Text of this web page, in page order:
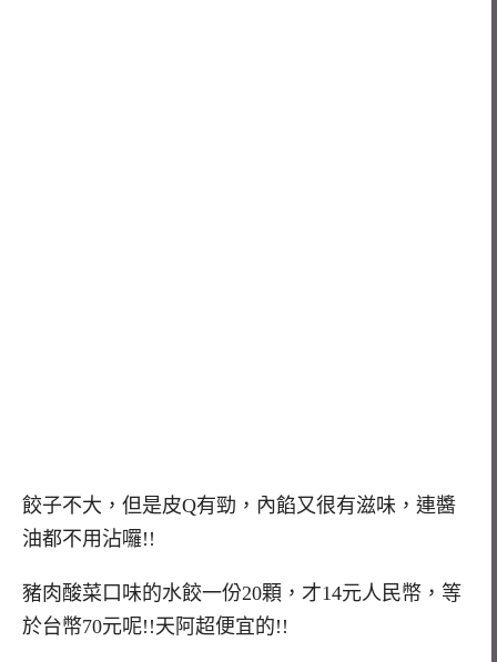
餃子不大，但是皮Q有勁，內餡又很有滋味，連醬
油都不用沾囉!!
豬肉酸菜口味的水餃一份20顆，才14元人民幣，等
於台幣70元呢!!天阿超便宜的!!